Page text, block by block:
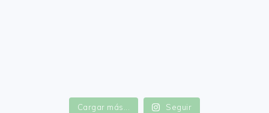
Cargar más... Seguir